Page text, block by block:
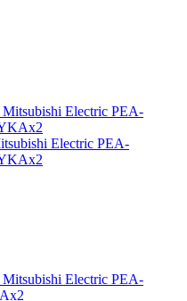
Electric PEA-